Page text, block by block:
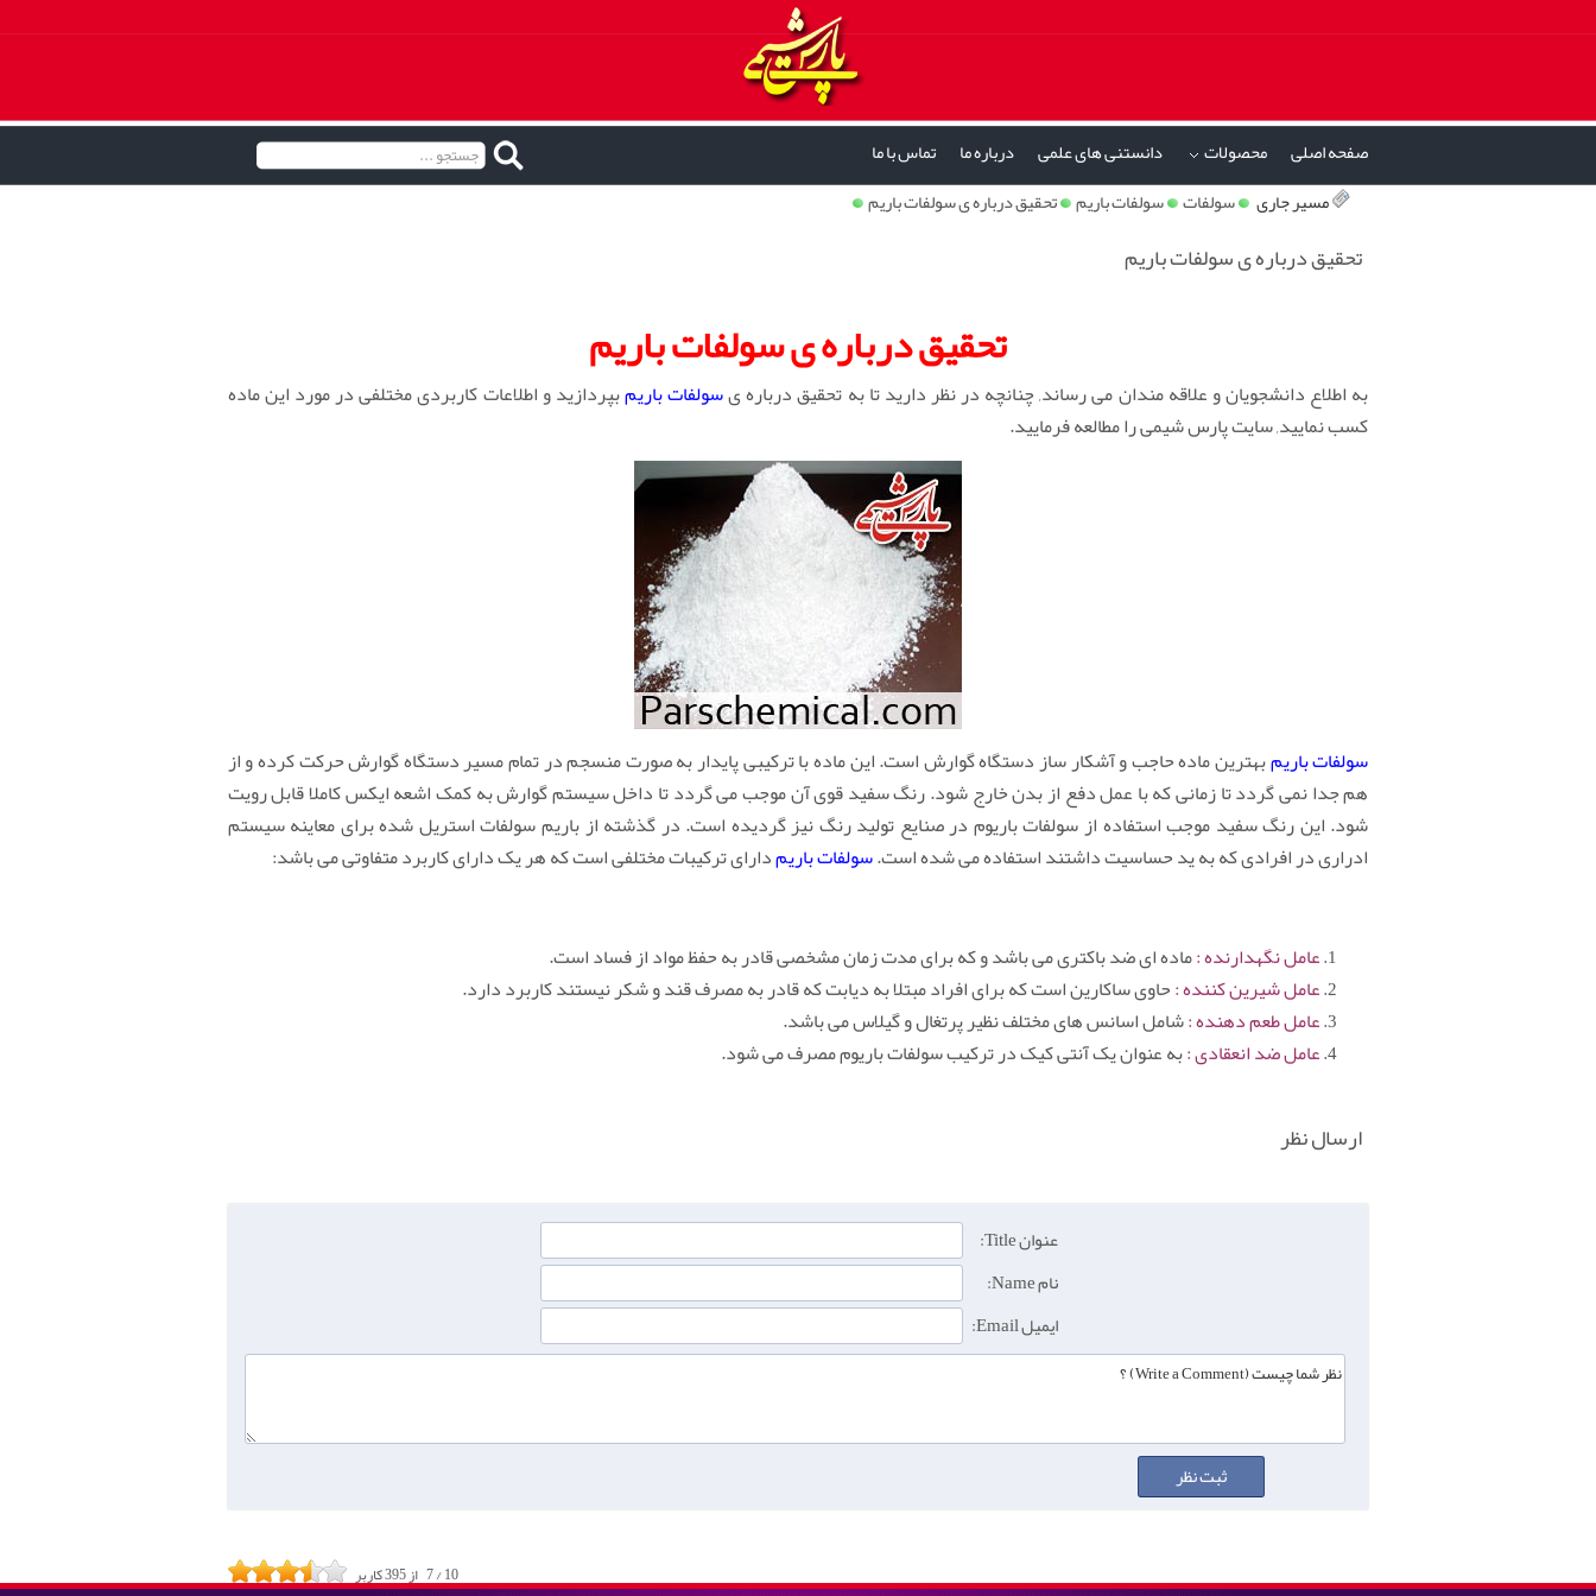
صفحه اصلی محصولات دانستنی های علمی درباره ما
تماس با ما
مسیر جاری
» سولفات سولفات باریم تحقیق درباره ی سولفات باریم
تحقیق درباره ی سولفات باریم
تحقیق درباره ی سولفات باریم
به اطلاع دانشجویان و علاقه مندان می رساند, چنانچه در نظر دارید تا به تحقیق درباره یسولفات باریمبپردازید و اطلاعات کاربردی مختلفی در مورد این ماده
کسب نمایید, سایت پارس شیمی را مطالعه فرمایید.
سولفات باریمبهترین ماده حاجب و آشکار ساز دستگاه گوارش است. این ماده با ترکیبی پایدار به صورت منسجم در تمام مسیر دستگاه گوارش حرکت کرده و از
هم جدا نمی گردد تا زمانی که با عمل دفع از بدن خارج شود. رنگ سفید قوی آن موجب می گردد تا داخل سیستم گوارش به کمک اشعه ایکس کاملا قابل رویت
شود. این رنگ سفید موجب استفاده از سولفات باریوم در صنایع تولید رنگ نیز گردیده است. در گذشته از باریم سولفات استریل شده برای معاینه سیستم
ادراری در افرادی که به ید حساسیت داشتند استفاده می شده است.سولفات باریمدارای ترکیبات مختلفی است که هر یک دارای کاربرد متفاوتی می باشد:
عامل نگهدارنده :ماده ای ضد باکتری می باشد و که برای مدت زمان مشخصی قادر به حفظ مواد از فساد است.
عامل شیرین کننده :حاوی ساکارین است که برای افراد مبتلا به دیابت که قادر به مصرف قند و شکر نیستند کاربرد دارد.
عامل طعم دهنده :شامل اسانس های مختلف نظیر پرتغال و گیلاس می باشد.
عامل ضد انعقادی :به عنوان یک آنتی کیک در ترکیب سولفات باریوم مصرف می شود.
ارسال نظر
عنوان Title:
نام Name:
ایمیل Email:
7/10 از395کاربر